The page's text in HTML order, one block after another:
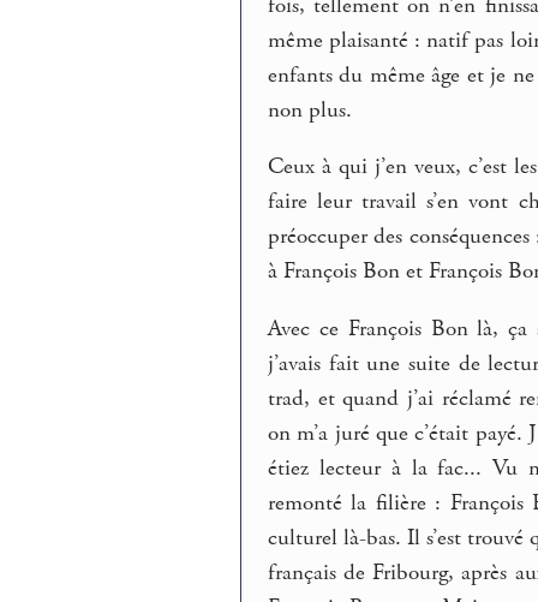
même plaisanté : natif pas
enfants du même âge et je
non plus.
Ceux à qui j’en veux, c’est
faire leur travail s’en vont
préoccuper des
à François Bon et François
Avec ce François Bon là,
j’avais fait une suite de
trad, et quand j’ai réclamé
on m’a juré que c’était
étiez lecteur à la fac... Vu
remonté la filière : François
culturel là-bas. Il s’est trouvé
français de Fribourg, après